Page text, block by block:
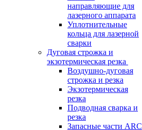
направляющие для
лазерного аппарата
Уплотнительные
кольца для лазерной
сварки
Дуговая строжка и
экзотермическая резка
Воздушно-дуговая
строжка и резка
Экзотермическая
резка
Подводная сварка и
резка
Запасные части ARC